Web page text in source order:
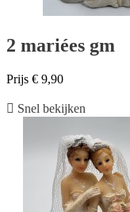
2 mariées gm
Prijs € 9,90
 Snel bekijken